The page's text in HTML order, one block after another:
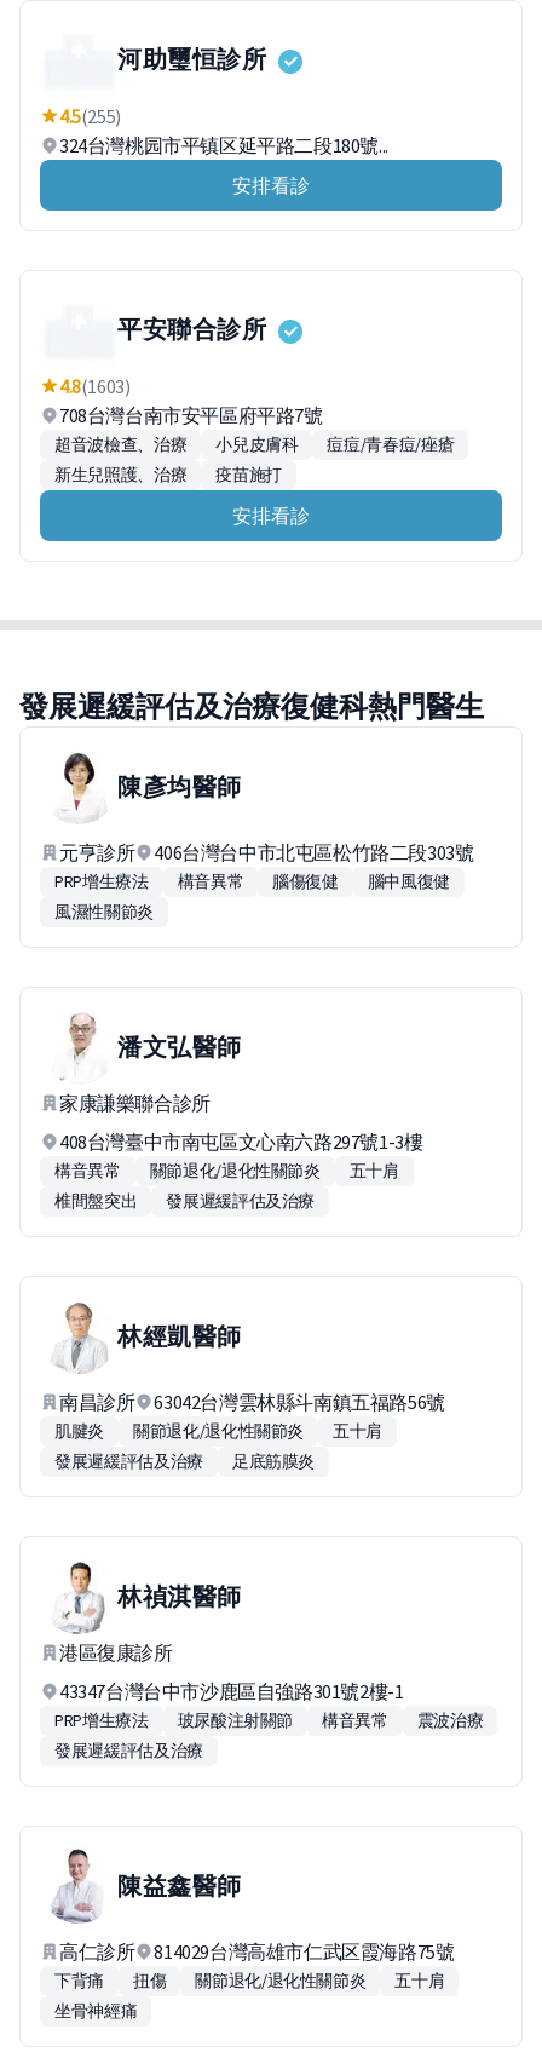
河助璽恒診所
4.5(255)
324台灣桃园市平镇区延平路二段180號...
安排看診
平安聯合診所
4.8(1603)
708台灣台南市安平區府平路7號
超音波檢查、治療 小兒皮膚科
痘痘/青春痘/痤瘡
新生兒照護、治療
疫苗施打
安排看診
發展遲緩評估及治療復健科熱門醫生
陳彥均醫師
元亨診所 406台灣台中市北屯區松竹路二段303號
PRP增生療法 構音異常 腦傷復健
腦中風復健
風濕性關節炎
潘文弘醫師
家康謙樂聯合診所
408台灣臺中市南屯區文心南六路297號1-3樓
構音異常 關節退化/退化性關節炎
五十肩
椎間盤突出
發展遲緩評估及治療
林經凱醫師
南昌診所 63042台灣雲林縣斗南鎮五福路56號
肌腱炎 關節退化/退化性關節炎
五十肩
發展遲緩評估及治療
足底筋膜炎
林禎淇醫師
港區復康診所
43347台灣台中市沙鹿區自強路301號2樓-1
PRP增生療法 玻尿酸注射關節 構音異常
震波治療
發展遲緩評估及治療
陳益鑫醫師
高仁診所 814029台灣高雄市仁武区霞海路75號
下背痛 扭傷 關節退化/退化性關節炎
五十肩
坐骨神經痛